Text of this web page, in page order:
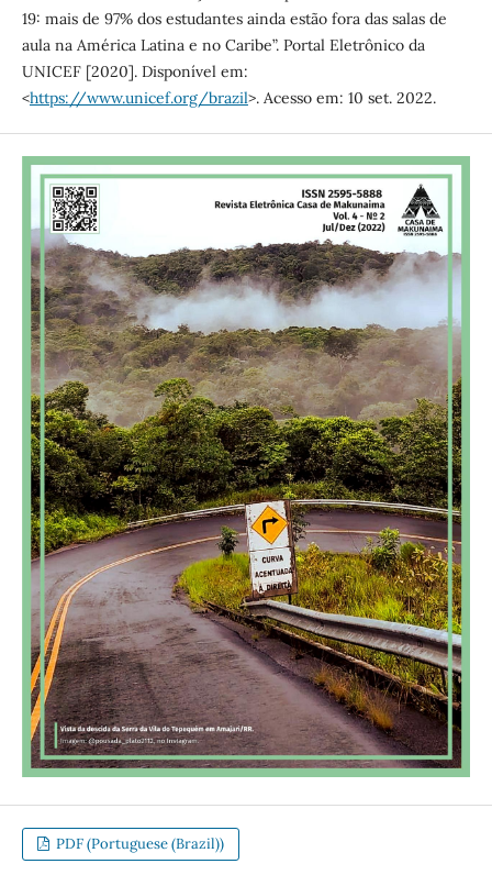
19: mais de 97% dos estudantes ainda estão fora das salas de
aula na América Latina e no Caribe”. Portal Eletrônico da
UNICEF [2020]. Disponível em:
<https://www.unicef.org/brazil>. Acesso em: 10 set. 2022.
PDF (Portuguese (Brazil))